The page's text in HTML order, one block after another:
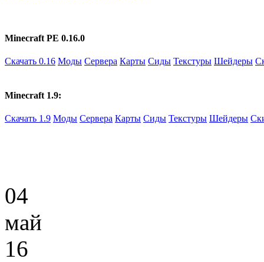
Minecraft PE 0.16.0
Скачать 0.16 Моды Сервера Карты Сиды Текстуры Шейдеры
Minecraft 1.9:
Скачать 1.9 Моды Сервера Карты Сиды Текстуры Шейдеры
04
май
16